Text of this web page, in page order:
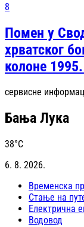
8
Помен у
хрватског
колоне
сервисне
Бања Лука
38°C
6. 8. 2026.
Временска
Стање на
Електрична
Водовод